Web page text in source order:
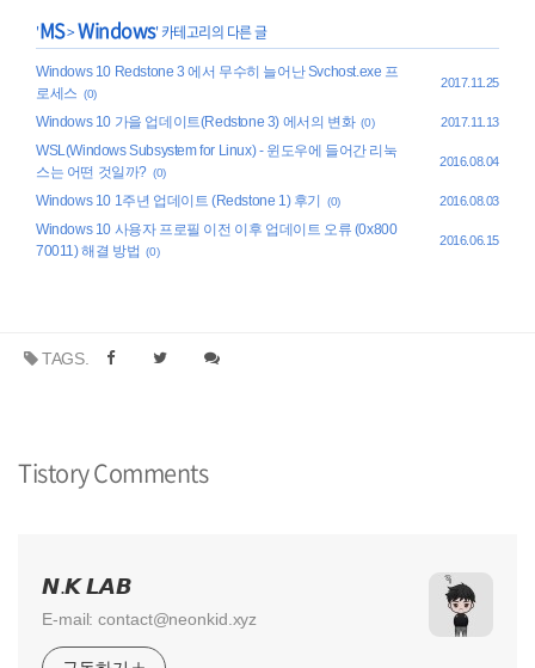
'MS>Windows' 카테고리의 다른 글
Windows 10 Redstone 3 에서 무수히 늘어난 Svchost.exe 프
로세스 (0)
2017.11.25
Windows 10 가을 업데이트(Redstone 3) 에서의 변화 (0) 2017.11.13
WSL(Windows Subsystem for Linux) - 윈도우에 들어간 리눅
스는 어떤 것일까? (0)
2016.08.04
Windows 10 1주년 업데이트 (Redstone 1) 후기 (0) 2016.08.03
Windows 10 사용자 프로필 이전 이후 업데이트 오류 (0x800
70011) 해결 방법 (0)
2016.06.15
TAGS.
Tistory Comments
𝙉.𝙆 𝙇𝘼𝘽
E-mail: contact@neonkid.xyz